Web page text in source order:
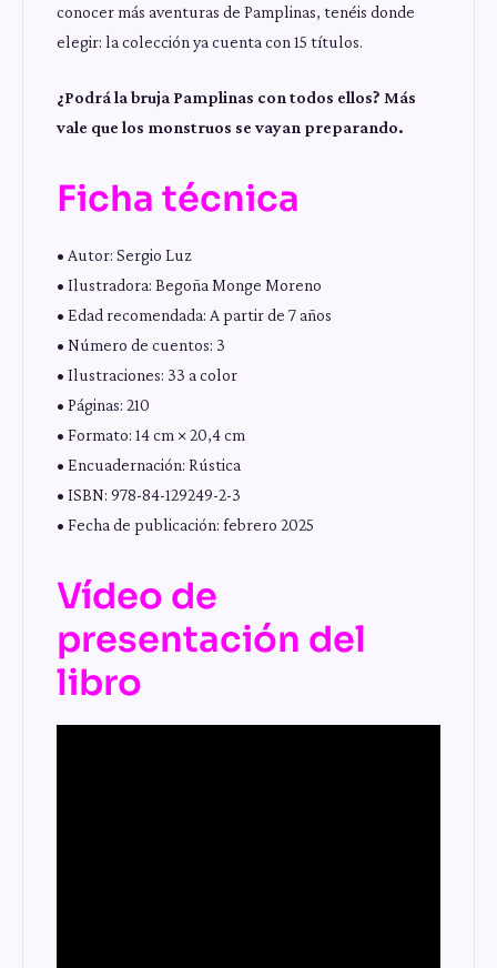
conocer más aventuras de Pamplinas, tenéis donde
elegir: la colección ya cuenta con 15 títulos.
¿Podrá la bruja Pamplinas con todos ellos? Más
vale que los monstruos se vayan preparando.
Ficha técnica
• Autor: Sergio Luz
• Ilustradora: Begoña Monge Moreno
• Edad recomendada: A partir de 7 años
• Número de cuentos: 3
• Ilustraciones: 33 a color
• Páginas: 210
• Formato: 14 cm × 20,4 cm
• Encuadernación: Rústica
• ISBN: 978-84-129249-2-3
• Fecha de publicación: febrero 2025
Vídeo de
presentación del
libro